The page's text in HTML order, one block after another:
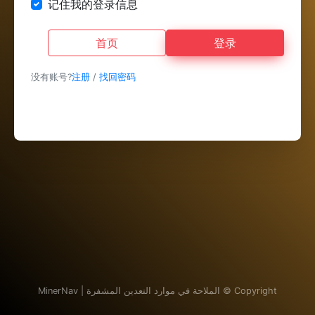
记住我的登录信息
登录
首页
没有账号?注册 / 找回密码
Copyright © الملاحة في موارد التعدين المشفرة | MinerNav